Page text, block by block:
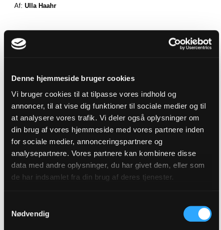
Denne hjemmeside bruger cookies
Vi bruger cookies til at tilpasse vores indhold og
annoncer, til at vise dig funktioner til sociale medier og til
at analysere vores trafik. Vi deler også oplysninger om
din brug af vores hjemmeside med vores partnere inden
for sociale medier, annonceringspartnere og
analysepartnere. Vores partnere kan kombinere disse
data med andre oplysninger, du har givet dem, eller som
de har indsamlet fra din brug af deres tjenester.
Nødvendig
Af: Ulla Haahr
2021